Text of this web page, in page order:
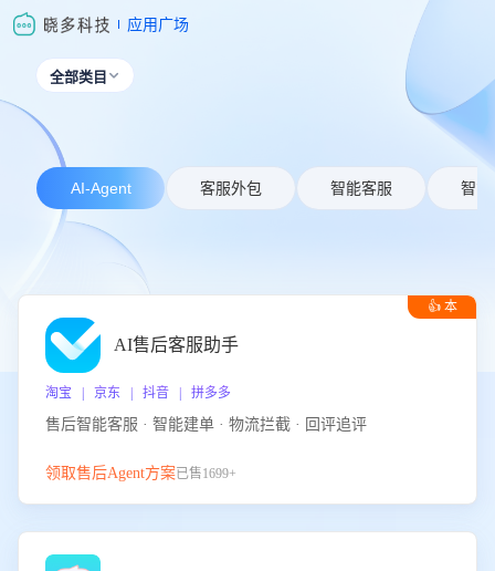
应用广场
全部类目 
AI-Agent 客服外包 智能客服 智能
👍 本
AI售后客服助手
淘宝 | 京东 | 抖音 | 拼多多
售后智能客服 · 智能建单 · 物流拦截 · 回评追评
领取售后Agent方案已售1699+